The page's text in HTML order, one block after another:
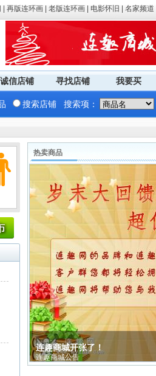
再版连环画 老版连环画 电影怀旧 名家频道
诚信店铺 寻找店铺 我要买
搜索店铺 搜索项：
热卖商品
连趣商城开张了！
连趣商城公告